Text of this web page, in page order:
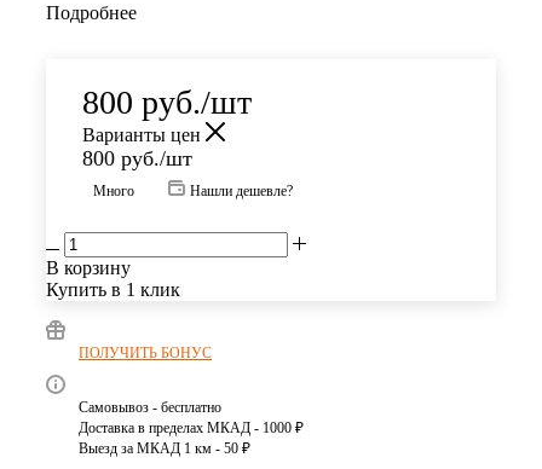
Подробнее
800 руб./шт
Варианты цен
800 руб./шт
Много Нашли дешевле?
В корзину
Купить в 1 клик
ПОЛУЧИТЬ БОНУС
Самовывоз - бесплатно
Доставка в пределах МКАД - 1000 ₽
Выезд за МКАД 1 км - 50 ₽